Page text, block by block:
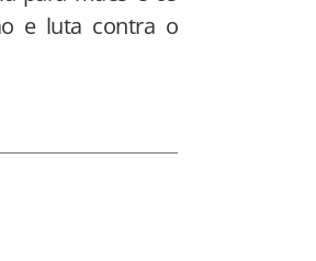
e luta contra o